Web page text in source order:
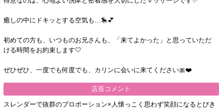
癒しの中にドキッとする空気も…🎠💕
初めての方も、いつものお兄さんも、「来てよかった」と思っていただ
ける時間をお約束します🤍
ぜひぜひ、一度でも何度でも、カリンに会いに来てください🎀❤️
店長コメント
スレンダーで抜群のプロポーション×人懐っこく思わず笑顔になるとびき